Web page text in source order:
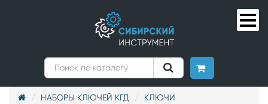
НАБОРЫ КЛЮЧЕЙ КГД
КЛЮЧИ